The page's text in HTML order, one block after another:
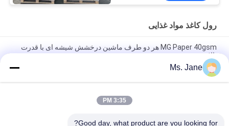
رول کاغذ مواد غذایی
MG Paper 40gsm هر دو طرف ماشین درخشش شیشه ای با قدرت
بالا
آجیل و میوه های خشک
BMPAPER ورق چرخدار تنباکو با تنفس بالا ورق چرخدار تنباکو با بافت
Ms. Jane
3:35 PM
Good day, what product are you looking for?